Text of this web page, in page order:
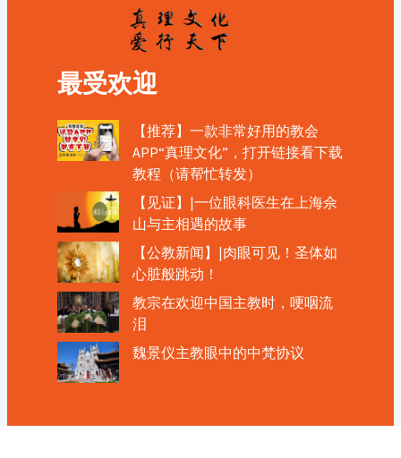
最受欢迎
【推荐】一款非常好用的教会
APP“真理文化”，打开链接看下载
教程（请帮忙转发）
【见证】|一位眼科医生在上海佘
山与主相遇的故事
【公教新闻】|肉眼可见！圣体如
心脏般跳动！
教宗在欢迎中国主教时，哽咽流
泪
魏景仪主教眼中的中梵协议